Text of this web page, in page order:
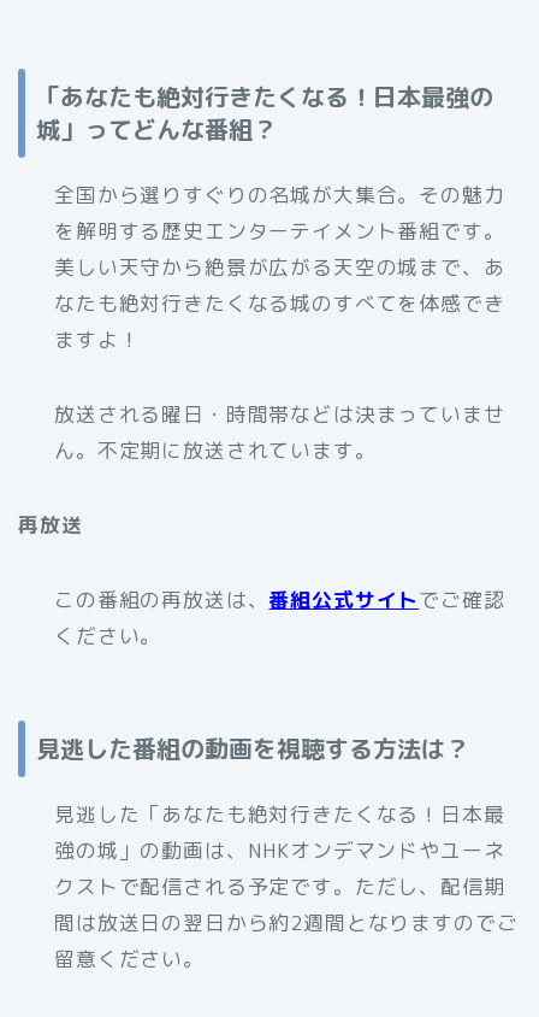
「あなたも絶対行きたくなる！日本最強の
城」ってどんな番組？
全国から選りすぐりの名城が大集合。その魅力
を解明する歴史エンターテイメント番組です。
美しい天守から絶景が広がる天空の城まで、あ
なたも絶対行きたくなる城のすべてを体感でき
ますよ！
放送される曜日・時間帯などは決まっていませ
ん。不定期に放送されています。
再放送
この番組の再放送は、番組公式サイトでご確認
ください。
見逃した番組の動画を視聴する方法は？
見逃した「あなたも絶対行きたくなる！日本最
強の城」の動画は、NHKオンデマンドやユーネ
クストで配信される予定です。ただし、配信期
間は放送日の翌日から約2週間となりますのでご
留意ください。